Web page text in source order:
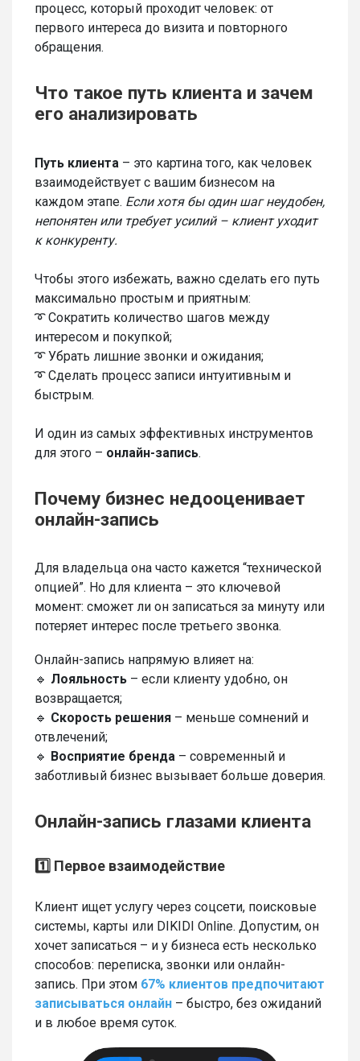
процесс, который проходит человек: от
первого интереса до визита и повторного
обращения.
Что такое путь клиента и зачем
его анализировать
Путь клиента – это картина того, как человек
взаимодействует с вашим бизнесом на
каждом этапе. Если хотя бы один шаг неудобен,
непонятен или требует усилий – клиент уходит
к конкуренту.
Чтобы этого избежать, важно сделать его путь
максимально простым и приятным:
➰ Сократить количество шагов между
интересом и покупкой;
➰ Убрать лишние звонки и ожидания;
➰ Сделать процесс записи интуитивным и
быстрым.
И один из самых эффективных инструментов
для этого – онлайн-запись.
Почему бизнес недооценивает
онлайн-запись
Для владельца она часто кажется “технической
опцией”. Но для клиента – это ключевой
момент: сможет ли он записаться за минуту или
потеряет интерес после третьего звонка.
Онлайн-запись напрямую влияет на:
🔹 Лояльность – если клиенту удобно, он
возвращается;
🔹 Скорость решения – меньше сомнений и
отвлечений;
🔹 Восприятие бренда – современный и
заботливый бизнес вызывает больше доверия.
Онлайн-запись глазами клиента
1️⃣ Первое взаимодействие
Клиент ищет услугу через соцсети, поисковые
системы, карты или DIKIDI Online. Допустим, он
хочет записаться – и у бизнеса есть несколько
способов: переписка, звонки или онлайн-
запись. При этом 67% клиентов предпочитают
записываться онлайн – быстро, без ожиданий
и в любое время суток.